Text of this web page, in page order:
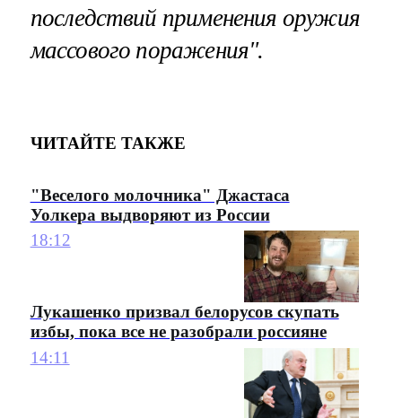
последствий применения оружия
массового поражения".
ЧИТАЙТЕ ТАКЖЕ
"Веселого молочника" Джастаса
Уолкера выдворяют из России
18:12
Лукашенко призвал белорусов скупать
избы, пока все не разобрали россияне
14:11